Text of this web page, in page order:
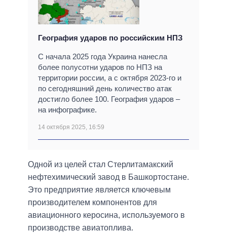
География ударов по российским НПЗ
С начала 2025 года Украина нанесла
более полусотни ударов по НПЗ на
территории россии, а с октября 2023-го и
по сегодняшний день количество атак
достигло более 100. География ударов –
на инфографике.
14 октября 2025, 16:59
Одной из целей стал Стерлитамакский
нефтехимический завод в Башкортостане.
Это предприятие является ключевым
производителем компонентов для
авиационного керосина, используемого в
производстве авиатоплива.